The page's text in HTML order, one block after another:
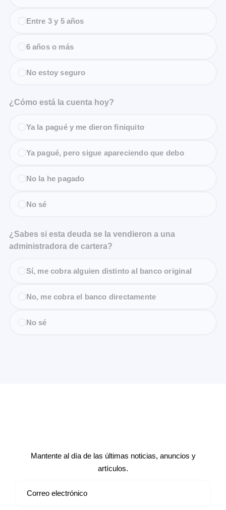
Entre 3 y 5 años
6 años o más
No estoy seguro
¿Cómo está la cuenta hoy?
Ya la pagué y me dieron finiquito
Ya pagué, pero sigue apareciendo que debo
No la he pagado
No sé
¿Sabes si esta deuda se la vendieron a una
administradora de cartera?
Sí, me cobra alguien distinto al banco original
No, me cobra el banco directamente
No sé
Mantente al día de las últimas noticias, anuncios y
artículos.